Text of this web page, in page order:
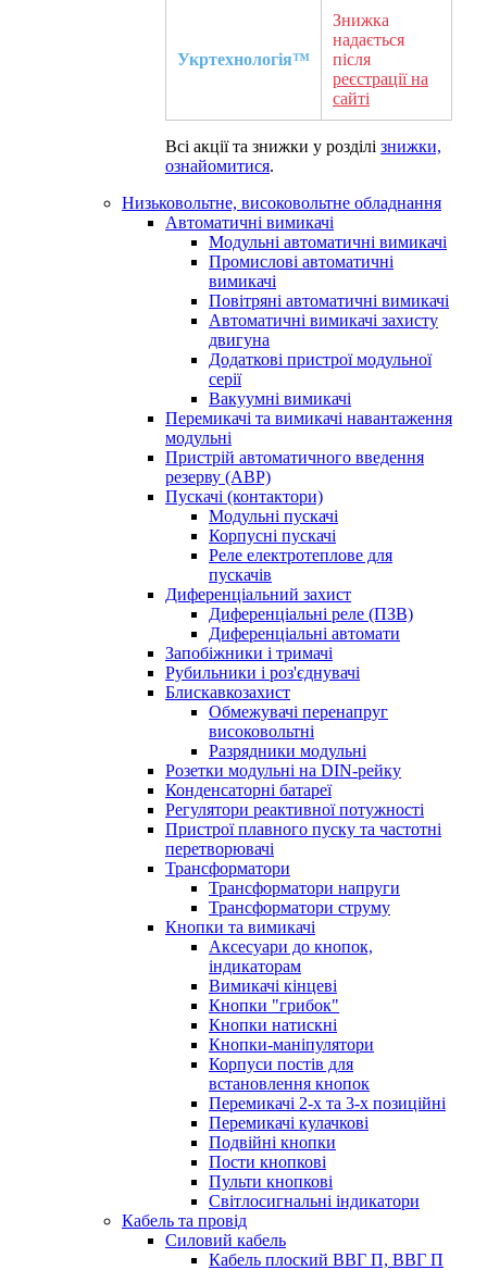
Укртехнологія™
Знижка
надається
після
реєстрації на
сайті
Всі акції та знижки у розділі знижки,
ознайомитися.
Низьковольтне, високовольтне обладнання
Автоматичні вимикачі
Модульні автоматичні вимикачі
Промислові автоматичні
вимикачі
Повітряні автоматичні вимикачі
Автоматичні вимикачі захисту
двигуна
Додаткові пристрої модульної
серії
Вакуумні вимикачі
Перемикачі та вимикачі навантаження
модульні
Пристрій автоматичного введення
резерву (АВР)
Пускачі (контактори)
Модульні пускачі
Корпусні пускачі
Реле електротеплове для
пускачів
Диференціальний захист
Диференціальні реле (ПЗВ)
Диференціальні автомати
Запобіжники і тримачі
Рубильники і роз'єднувачі
Блискавкозахист
Обмежувачі перенапруг
високовольтні
Разрядники модульні
Розетки модульні на DIN-рейку
Конденсаторні батареї
Регулятори реактивної потужності
Пристрої плавного пуску та частотні
перетворювачі
Трансформатори
Трансформатори напруги
Трансформатори струму
Кнопки та вимикачі
Аксесуари до кнопок,
індикаторам
Вимикачі кінцеві
Кнопки "грибок"
Кнопки натискні
Кнопки-маніпулятори
Корпуси постів для
встановлення кнопок
Перемикачі 2-х та 3-х позиційні
Перемикачі кулачкові
Подвійні кнопки
Пости кнопкові
Пульти кнопкові
Світлосигнальні індикатори
Кабель та провід
Силовий кабель
Кабель плоский ВВГ П, ВВГ П